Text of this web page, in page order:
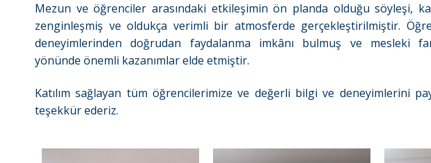
Mezun ve öğrenciler arasındaki etkileşimin ön planda olduğu söyleşi,
zenginleşmiş ve oldukça verimli bir atmosferde gerçekleştirilmiştir.
deneyimlerinden doğrudan faydalanma imkânı bulmuş ve mesleki
yönünde önemli kazanımlar elde etmiştir.
Katılım sağlayan tüm öğrencilerimize ve değerli bilgi ve deneyimlerini
teşekkür ederiz.